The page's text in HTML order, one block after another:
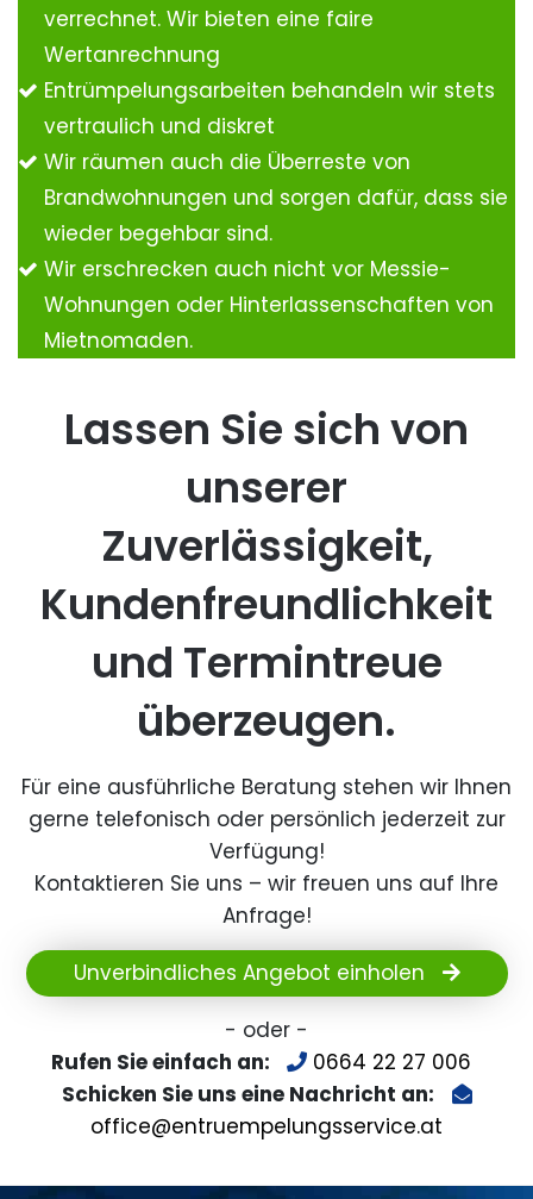
verrechnet. Wir bieten eine faire
Wertanrechnung
Entrümpelungsarbeiten behandeln wir stets
vertraulich und diskret
Wir räumen auch die Überreste von
Brandwohnungen und sorgen dafür, dass sie
wieder begehbar sind.
Wir erschrecken auch nicht vor Messie-
Wohnungen oder Hinterlassenschaften von
Mietnomaden.
Lassen Sie sich von
unserer
Zuverlässigkeit,
Kundenfreundlichkeit
und Termintreue
überzeugen.
Für eine ausführliche Beratung stehen wir Ihnen
gerne telefonisch oder persönlich jederzeit zur
Verfügung!
Kontaktieren Sie uns – wir freuen uns auf Ihre
Anfrage!
Unverbindliches Angebot einholen
- oder -
Rufen Sie einfach an:
0664 22 27 006
Schicken Sie uns eine Nachricht an:
office@entruempelungsservice.at